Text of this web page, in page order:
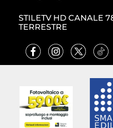
STILETV HD CANALE
TERRESTRE